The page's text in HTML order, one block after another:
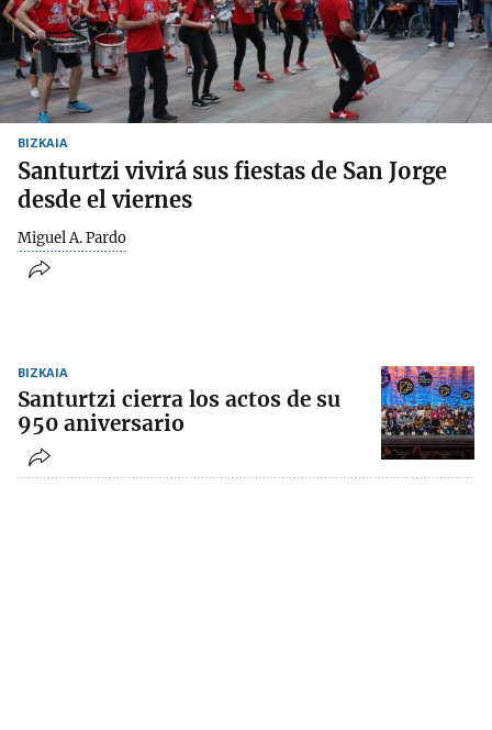
BIZKAIA
Santurtzi vivirá sus fiestas de San Jorge
desde el viernes
Miguel A. Pardo
BIZKAIA
Santurtzi cierra los actos de su
950 aniversario